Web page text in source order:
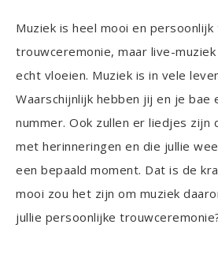
Muziek is heel mooi en
trouwceremonie, maar live-
echt vloeien. Muziek is in vele
Waarschijnlijk hebben jij en je bae
nummer. Ook zullen er liedjes zijn
met herinneringen en die jullie
een bepaald moment. Dat is de
mooi zou het zijn om muziek
jullie persoonlijke